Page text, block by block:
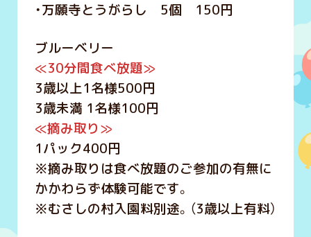
・万願寺とうがらし 5個 150円
ブルーベリー
≪30分間食べ放題≫
3歳以上1名様500円
3歳未満 1名様100円
≪摘み取り≫
1パック400円
※摘み取りは食べ放題のご参加の有無に
かかわらず体験可能です。
※むさしの村入園料別途。（3歳以上有料）